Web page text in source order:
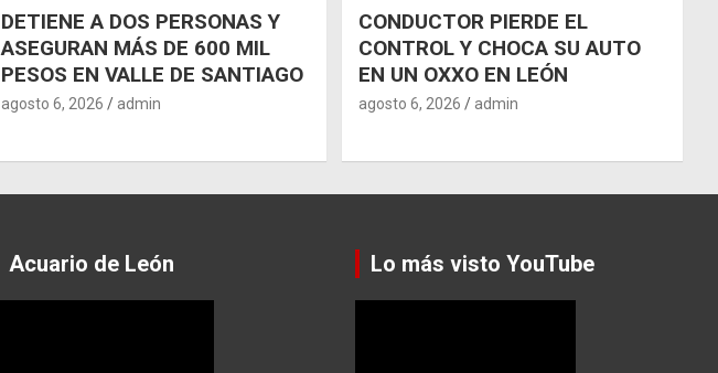
DETIENE A DOS PERSONAS Y
ASEGURAN MÁS DE 600 MIL
PESOS EN VALLE DE SANTIAGO
agosto 6, 2026 admin
CONDUCTOR PIERDE EL
CONTROL Y CHOCA SU AUTO
EN UN OXXO EN LEÓN
agosto 6, 2026 admin
Acuario de León Lo más visto YouTube